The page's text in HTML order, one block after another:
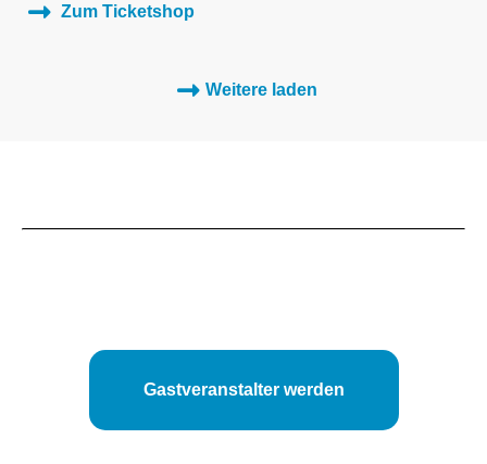
Zum Ticketshop
Weitere laden
Gastveranstalter werden